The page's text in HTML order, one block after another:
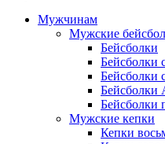
Мужчинам
Мужские
Бейсболки
Бейсболки
Бейсболки
Бейсболки
Бейсболки
Мужские кепки
Кепки